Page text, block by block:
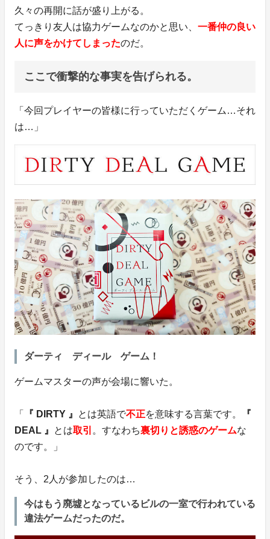
久々の再開に話が盛り上がる。
てっきり友人は協力ゲームなのかと思い、 一番仲の良い
人に声をかけてしまったのだ。
ここで衝撃的な事実を告げられる。
「今回プレイヤーの皆様に行っていただくゲーム…それ
は…」
ダーティ ディール ゲーム！
ゲームマスターの声が会場に響いた。
「 『 DIRTY 』 とは英語で不正を意味する言葉です。
『
DEAL 』
とは取引 。すなわち裏切りと誘惑のゲームな
のです。」
そう、2人が参加したのは…
今はもう廃墟となっているビルの一室で行われている
違法ゲームだったのだ。